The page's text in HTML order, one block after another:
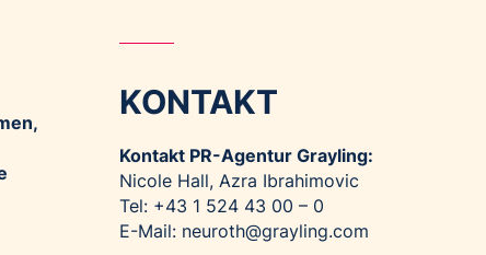
KONTAKT
Kontakt PR-Agentur Grayling:
Nicole Hall, Azra Ibrahimovic
Tel: +43 1 524 43 00 – 0
E-Mail: neuroth@grayling.com